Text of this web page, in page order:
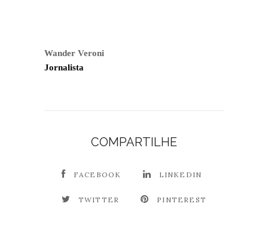
Wander Veroni
Jornalista
COMPARTILHE
FACEBOOK LINKEDIN
TWITTER PINTEREST